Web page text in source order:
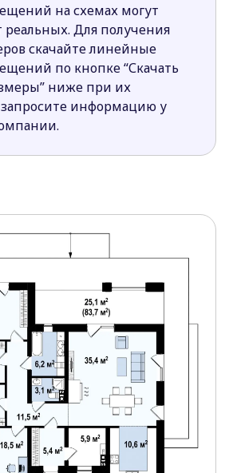
на схемах могут
реальных. Для получения
скачайте линейные
по кнопке “Скачать
ниже при их
информацию у